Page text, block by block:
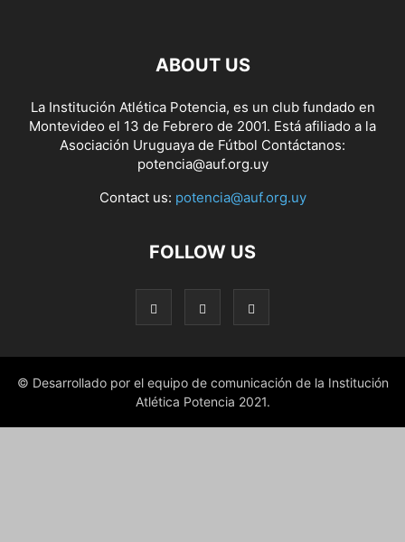
ABOUT US
La Institución Atlética Potencia, es un club fundado en
Montevideo el 13 de Febrero de 2001. Está afiliado a la
Asociación Uruguaya de Fútbol Contáctanos:
potencia@auf.org.uy
Contact us: potencia@auf.org.uy
FOLLOW US
© Desarrollado por el equipo de comunicación de la Institución
Atlética Potencia 2021.